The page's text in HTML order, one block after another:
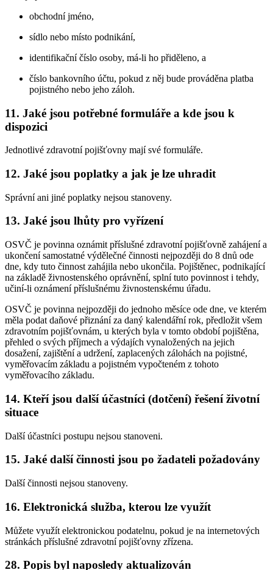
obchodní jméno,
sídlo nebo místo podnikání,
identifikační číslo osoby, má-li ho přiděleno, a
číslo bankovního účtu, pokud z něj bude prováděna platba
pojistného nebo jeho záloh.
11. Jaké jsou potřebné formuláře a kde jsou k
dispozici
Jednotlivé zdravotní pojišťovny mají své formuláře.
12. Jaké jsou poplatky a jak je lze uhradit
Správní ani jiné poplatky nejsou stanoveny.
13. Jaké jsou lhůty pro vyřízení
OSVČ je povinna oznámit příslušné zdravotní pojišťovně zahájení a
ukončení samostatné výdělečné činnosti nejpozději do 8 dnů ode
dne, kdy tuto činnost zahájila nebo ukončila. Pojištěnec, podnikající
na základě živnostenského oprávnění, splní tuto povinnost i tehdy,
učiní-li oznámení příslušnému živnostenskému úřadu.
OSVČ je povinna nejpozději do jednoho měsíce ode dne, ve kterém
měla podat daňové přiznání za daný kalendářní rok, předložit všem
zdravotním pojišťovnám, u kterých byla v tomto období pojištěna,
přehled o svých příjmech a výdajích vynaložených na jejich
dosažení, zajištění a udržení, zaplacených zálohách na pojistné,
vyměřovacím základu a pojistném vypočteném z tohoto
vyměřovacího základu.
14. Kteří jsou další účastníci (dotčení) řešení životní
situace
Další účastníci postupu nejsou stanoveni.
15. Jaké další činnosti jsou po žadateli požadovány
Další činnosti nejsou stanoveny.
16. Elektronická služba, kterou lze využít
Můžete využít elektronickou podatelnu, pokud je na internetových
stránkách příslušné zdravotní pojišťovny zřízena.
28. Popis byl naposledy aktualizován